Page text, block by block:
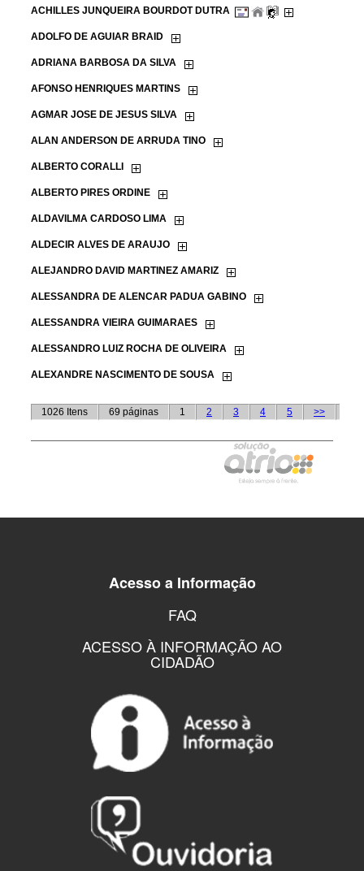
Acesso a Informação
FAQ
ACESSO À INFORMAÇÃO AO
CIDADÃO